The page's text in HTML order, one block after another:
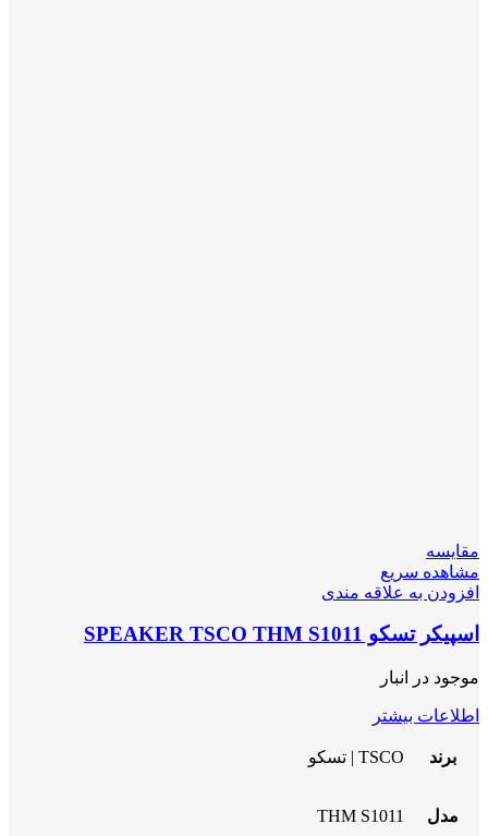
مقایسه
مشاهده سریع
افزودن به علاقه مندی
اسپیکر تسکو SPEAKER TSCO THM S1011
موجود در انبار
اطلاعات بیشتر
برند TSCO | تسکو
مدل THM S1011